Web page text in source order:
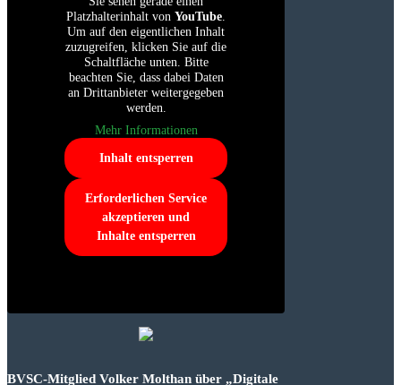
Platzhalterinhalt von YouTube.
Um auf den eigentlichen Inhalt
zuzugreifen, klicken Sie auf die
Schaltfläche unten. Bitte
beachten Sie, dass dabei Daten
an Drittanbieter weitergegeben
werden.
Mehr Informationen
Inhalt entsperren
Erforderlichen Service
akzeptieren und
Inhalte entsperren
BVSC-Mitglied Volker Molthan über „Digitale